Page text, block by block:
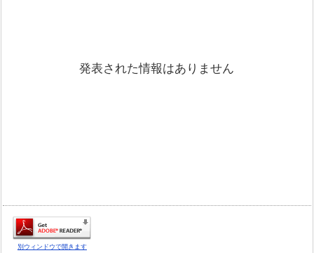
発表された情報はありません
別ウィンドウで開きます